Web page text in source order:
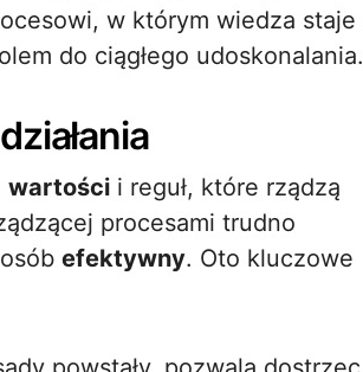
w którym wiedza staje
do ciągłego udoskonalania.
wartości i reguł, które rządzą
procesami trudno
efektywny. Oto kluczowe